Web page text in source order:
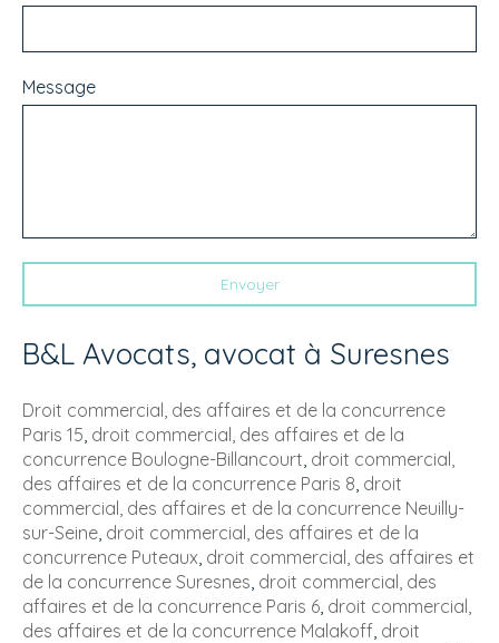
Message
Envoyer
B&L Avocats, avocat à Suresnes
Droit commercial, des affaires et de la concurrence
Paris 15, droit commercial, des affaires et de la
concurrence Boulogne-Billancourt, droit commercial,
des affaires et de la concurrence Paris 8, droit
commercial, des affaires et de la concurrence Neuilly-
sur-Seine, droit commercial, des affaires et de la
concurrence Puteaux, droit commercial, des affaires et
de la concurrence Suresnes, droit commercial, des
affaires et de la concurrence Paris 6, droit commercial,
des affaires et de la concurrence Malakoff, droit